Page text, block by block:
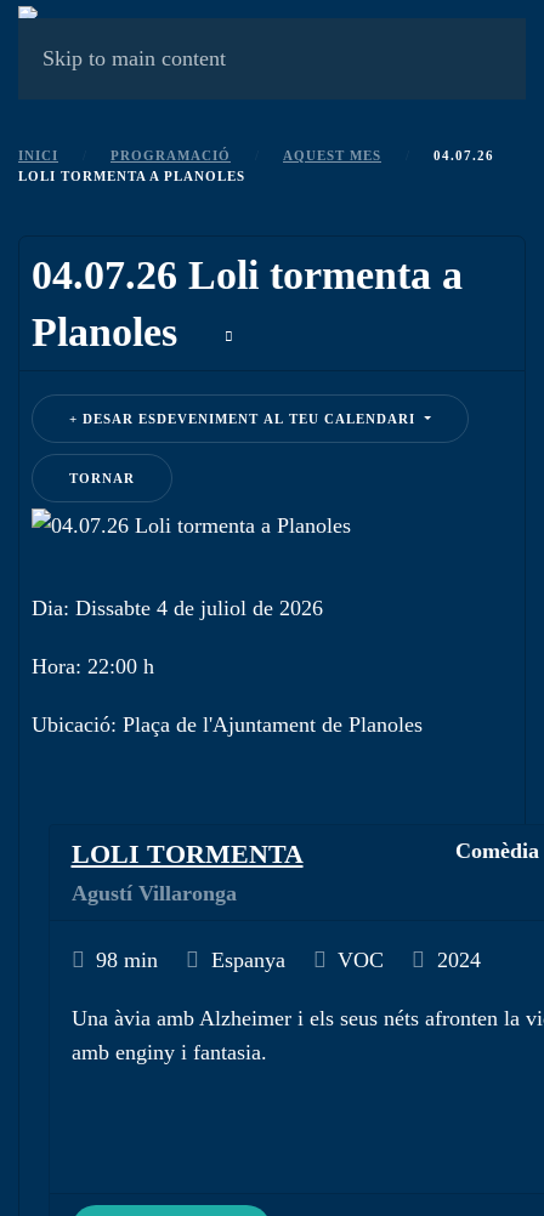
Skip to main content
INICI PROGRAMACIÓ AQUEST MES
04.07.26
LOLI TORMENTA A PLANOLES
04.07.26 Loli tormenta a
Planoles
DESAR ESDEVENIMENT AL TEU CALENDARI
TORNAR
Dia: Dissabte 4 de juliol de 2026
Hora: 22:00 h
Ubicació: Plaça de l'Ajuntament de Planoles
LOLI TORMENTA
Agustí Villaronga
Comèdia
98 min Espanya VOC 2024
Una àvia amb Alzheimer i els seus néts afronten la
amb enginy i fantasia.